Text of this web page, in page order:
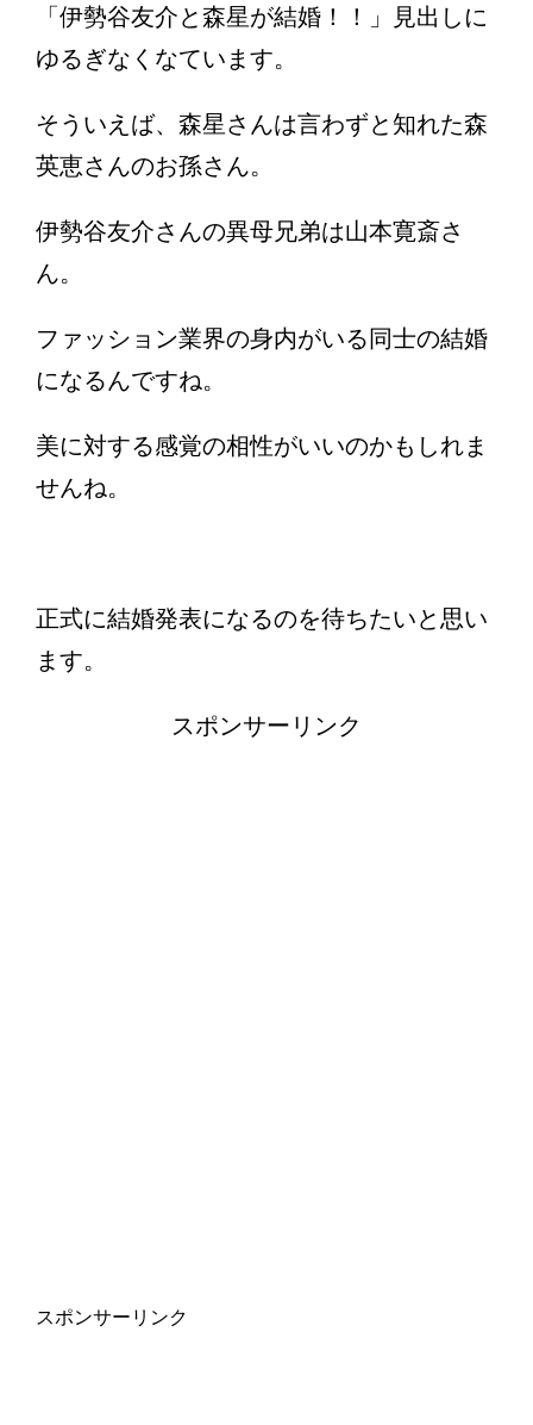
「伊勢谷友介と森星が結婚！！」見出しに
ゆるぎなくなています。
そういえば、森星さんは言わずと知れた森
英恵さんのお孫さん。
伊勢谷友介さんの異母兄弟は山本寛斎さ
ん。
ファッション業界の身内がいる同士の結婚
になるんですね。
美に対する感覚の相性がいいのかもしれま
せんね。
正式に結婚発表になるのを待ちたいと思い
ます。
スポンサーリンク
スポンサーリンク